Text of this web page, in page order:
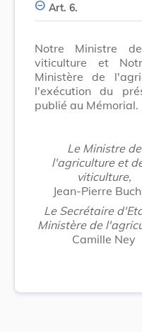
Art. 6.
Notre Ministre
viticulture et
Ministère de
l'exécution du
publié au Mémorial.
Le Ministre de
l'agriculture et
viticulture,
Jean-Pierre
Le Secrétaire
Ministère de
Camille Ney